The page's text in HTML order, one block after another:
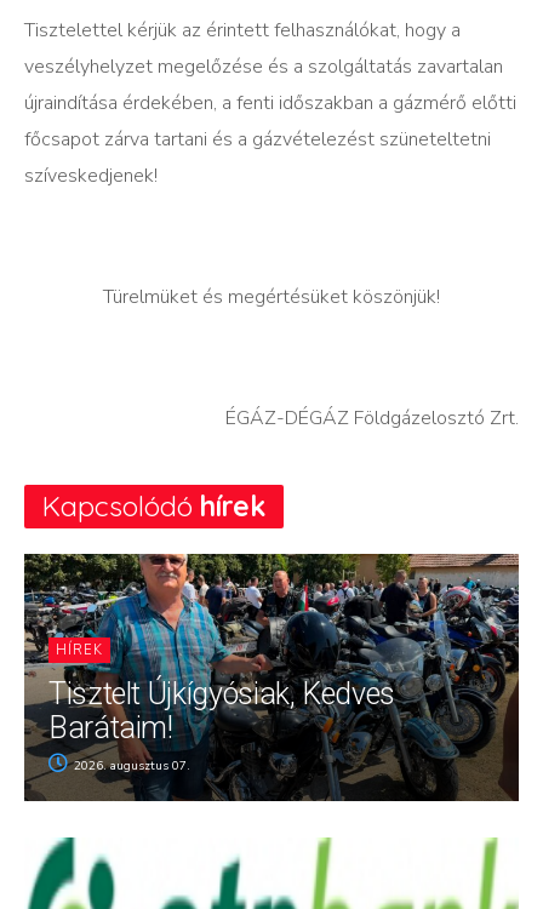
Tisztelettel kérjük az érintett felhasználókat, hogy a
veszélyhelyzet megelőzése és a szolgáltatás zavartalan
újraindítása érdekében, a fenti időszakban a gázmérő előtti
főcsapot zárva tartani és a gázvételezést szüneteltetni
szíveskedjenek!
Türelmüket és megértésüket köszönjük!
ÉGÁZ-DÉGÁZ Földgázelosztó Zrt.
Kapcsolódó hírek
HÍREK
Tisztelt Újkígyósiak, Kedves
Barátaim!
2026. augusztus 07.